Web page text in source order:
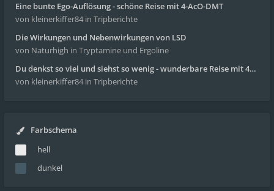
Eine bunte Ego-Auflösung - schöne Reise mit 4-AcO-DMT
von kleinerkiffer84 in Tripberichte
Die Wirkungen und Nebenwirkungen von LSD
von Naturhigh in Tryptamine und Ergoline
Du denkst so viel und siehst so wenig - wunderbare Reise mit 4g Pilze
von kleinerkiffer84 in Tripberichte
Farbschema
hell
dunkel